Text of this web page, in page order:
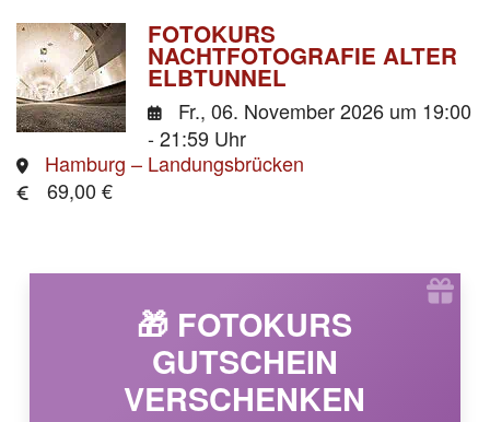
FOTOKURS
NACHTFOTOGRAFIE ALTER
ELBTUNNEL
Fr., 06. November 2026 um 19:00
- 21:59 Uhr
Hamburg – Landungsbrücken
69,00 €
🎁 FOTOKURS
GUTSCHEIN
VERSCHENKEN